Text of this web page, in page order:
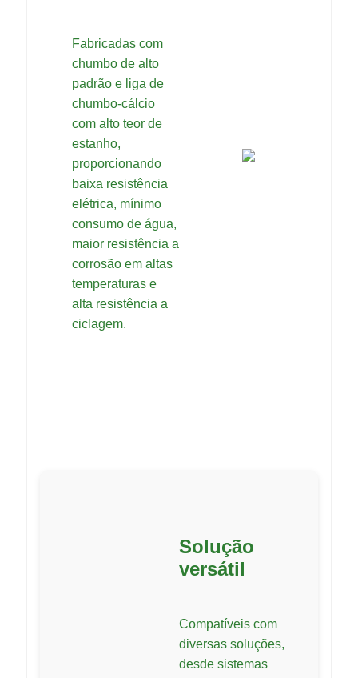
Fabricadas com
chumbo de alto
padrão e liga de
chumbo-cálcio
com alto teor de
estanho,
proporcionando
baixa resistência
elétrica, mínimo
consumo de água,
maior resistência a
corrosão em altas
temperaturas e
alta resistência a
ciclagem.
Solução
versátil
Compatíveis com
diversas soluções,
desde sistemas